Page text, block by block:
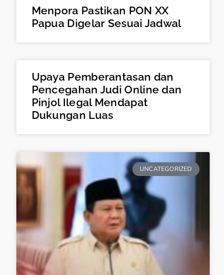
Menpora Pastikan PON XX
Papua Digelar Sesuai Jadwal
Upaya Pemberantasan dan
Pencegahan Judi Online dan
Pinjol Ilegal Mendapat
Dukungan Luas
UNCATEGORIZED